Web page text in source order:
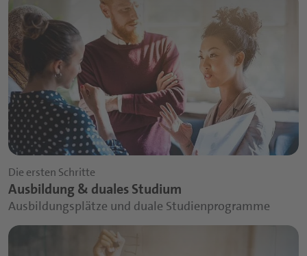
Die ersten Schritte
Ausbildung & duales Studium
Ausbildungsplätze und duale Studienprogramme